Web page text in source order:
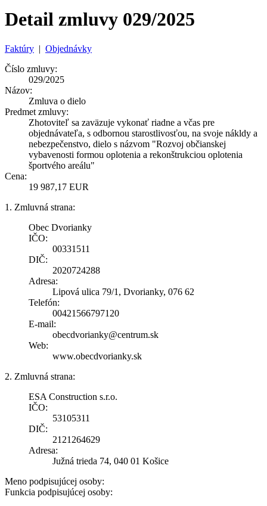
Detail zmluvy 029/2025
Faktúry | Objednávky
Číslo zmluvy:
029/2025
Názov:
Zmluva o dielo
Predmet zmluvy:
Zhotoviteľ sa zaväzuje vykonať riadne a včas pre
objednávateľa, s odbornou starostlivosťou, na svoje nákldy a
nebezpečenstvo, dielo s názvom "Rozvoj občianskej
vybavenosti formou oplotenia a rekonštrukciou oplotenia
športvého areálu"
Cena:
19 987,17 EUR
1. Zmluvná strana:
Obec Dvorianky
IČO:
00331511
DIČ:
2020724288
Adresa:
Lipová ulica 79/1, Dvorianky, 076 62
Telefón:
00421566797120
E-mail:
obecdvorianky@centrum.sk
Web:
www.obecdvorianky.sk
2. Zmluvná strana:
ESA Construction s.r.o.
IČO:
53105311
DIČ:
2121264629
Adresa:
Južná trieda 74, 040 01 Košice
Meno podpisujúcej osoby:
Funkcia podpisujúcej osoby: